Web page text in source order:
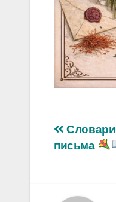
Словари
письма